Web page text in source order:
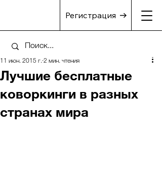
Регистрация
Лучшие бесплатные
коворкинги в разных
странах мира
11 июн. 2015 г. 2 мин. чтения